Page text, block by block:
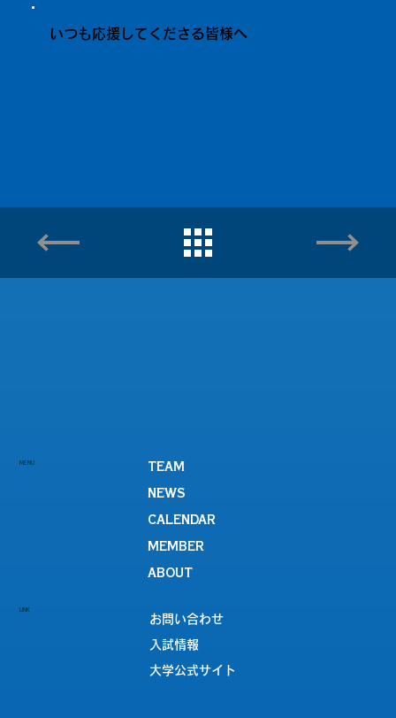
いつも応援してくださる皆様へ
MENU
TEAM
NEWS
CALENDAR
MEMBER
ABOUT
LINK
お問い合わせ
入試情報
大学公式サイト